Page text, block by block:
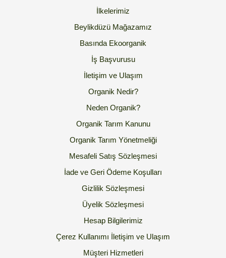
İlkelerimiz
Beylikdüzü Mağazamız
Basında Ekoorganik
İş Başvurusu
İletişim ve Ulaşım
Organik Nedir?
Neden Organik?
Organik Tarım Kanunu
Organik Tarım Yönetmeliği
Mesafeli Satış Sözleşmesi
İade ve Geri Ödeme Koşulları
Gizlilik Sözleşmesi
Üyelik Sözleşmesi
Hesap Bilgilerimiz
Çerez Kullanımı İletişim ve Ulaşım
Müşteri Hizmetleri